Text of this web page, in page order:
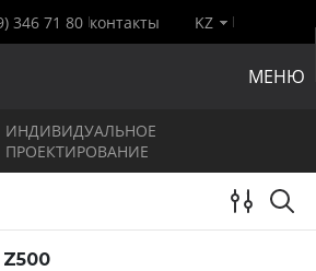
346 71 80 контакты KZ
МЕНЮ
ИНДИВИДУАЛЬНОЕ
ПРОЕКТИРОВАНИЕ